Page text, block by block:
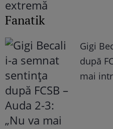
Fanatik
Gigi
după
mai